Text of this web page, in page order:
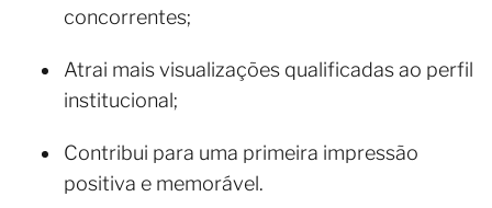
concorrentes;
Atrai mais visualizações qualificadas ao perfil
institucional;
Contribui para uma primeira impressão
positiva e memorável.